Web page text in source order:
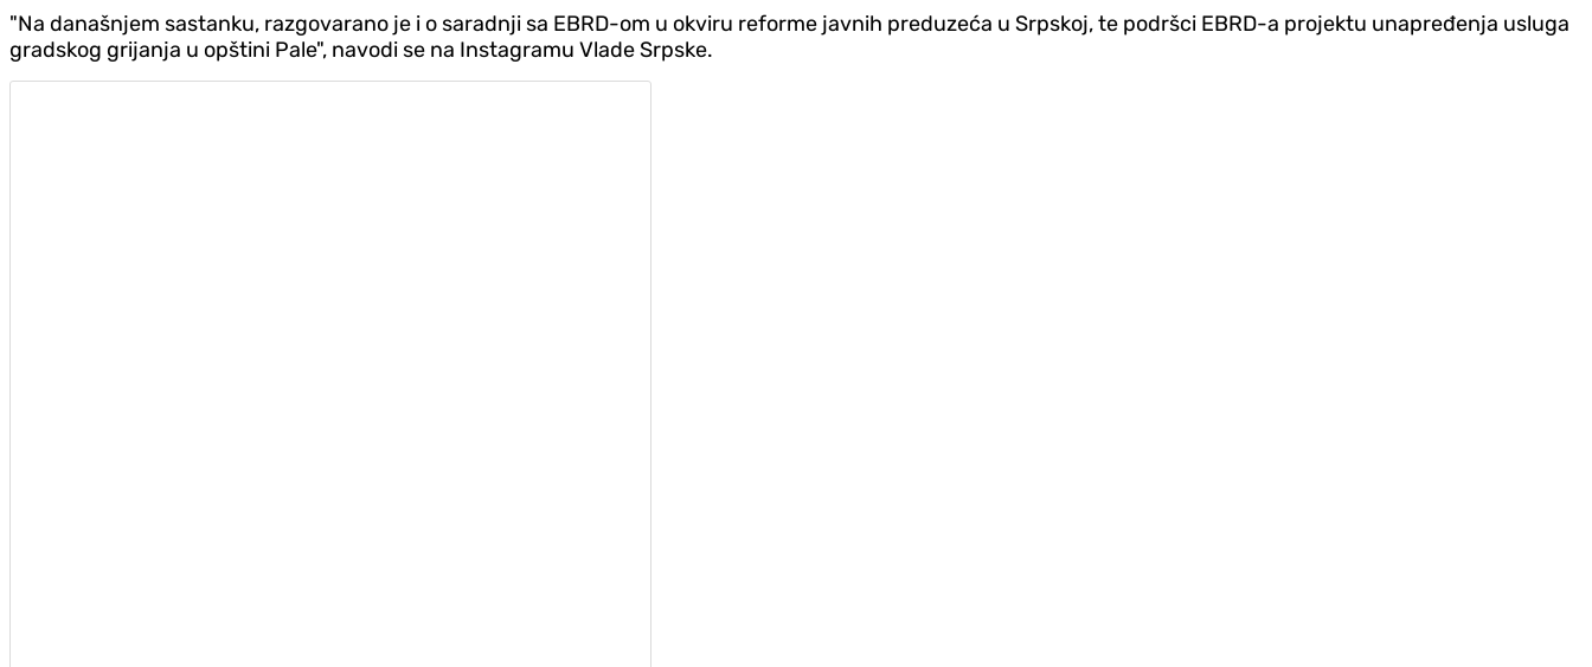
"Na današnjem sastanku, razgovarano je i o saradnji sa EBRD-om u okviru reforme javnih preduzeća u Srpskoj, te podršci EBRD-a projektu unapređenja usluga
gradskog grijanja u opštini Pale", navodi se na Instagramu Vlade Srpske.